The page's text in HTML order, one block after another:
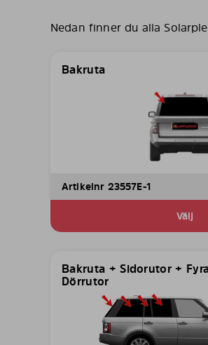
Nedan finner du alla
Bakruta
Artikelnr 23557E-1
Välj
Bakruta + Sidorutor +
Dörrutor